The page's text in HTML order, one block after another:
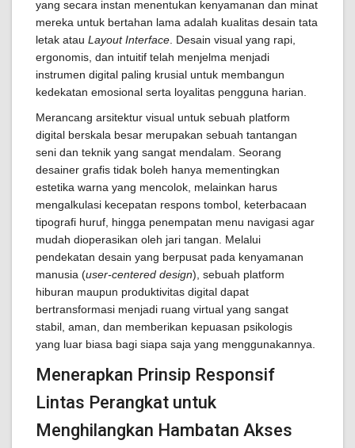
yang secara instan menentukan kenyamanan dan minat
mereka untuk bertahan lama adalah kualitas desain tata
letak atau Layout Interface . Desain visual yang rapi,
ergonomis, dan intuitif telah menjelma menjadi
instrumen digital paling krusial untuk membangun
kedekatan emosional serta loyalitas pengguna harian.
Merancang arsitektur visual untuk sebuah platform
digital berskala besar merupakan sebuah tantangan
seni dan teknik yang sangat mendalam. Seorang
desainer grafis tidak boleh hanya mementingkan
estetika warna yang mencolok, melainkan harus
mengalkulasi kecepatan respons tombol, keterbacaan
tipografi huruf, hingga penempatan menu navigasi agar
mudah dioperasikan oleh jari tangan. Melalui
pendekatan desain yang berpusat pada kenyamanan
manusia (user-centered design), sebuah platform
hiburan maupun produktivitas digital dapat
bertransformasi menjadi ruang virtual yang sangat
stabil, aman, dan memberikan kepuasan psikologis
yang luar biasa bagi siapa saja yang menggunakannya.
Menerapkan Prinsip Responsif
Lintas Perangkat untuk
Menghilangkan Hambatan Akses